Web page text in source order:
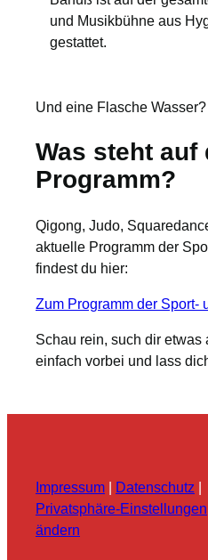
und Musikbühne aus
gestattet.
Und eine Flasche
Was steht auf
Programm?
Qigong, Judo,
aktuelle Programm der
findest du hier:
Zum Programm der Sport-
Schau rein, such dir etwas
einfach vorbei und lass
Impressum | Datenschutz |
Privatsphäre-Einstellungen
ändern